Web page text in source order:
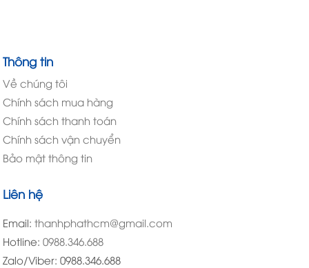
Thông tin
Về chúng tôi
Chính sách mua hàng
Chính sách thanh toán
Chính sách vận chuyển
Bảo mật thông tin
Liên hệ
Email:thanhphathcm@gmail.com
Hotline:0988.346.688
Zalo/Viber: 0988.346.688